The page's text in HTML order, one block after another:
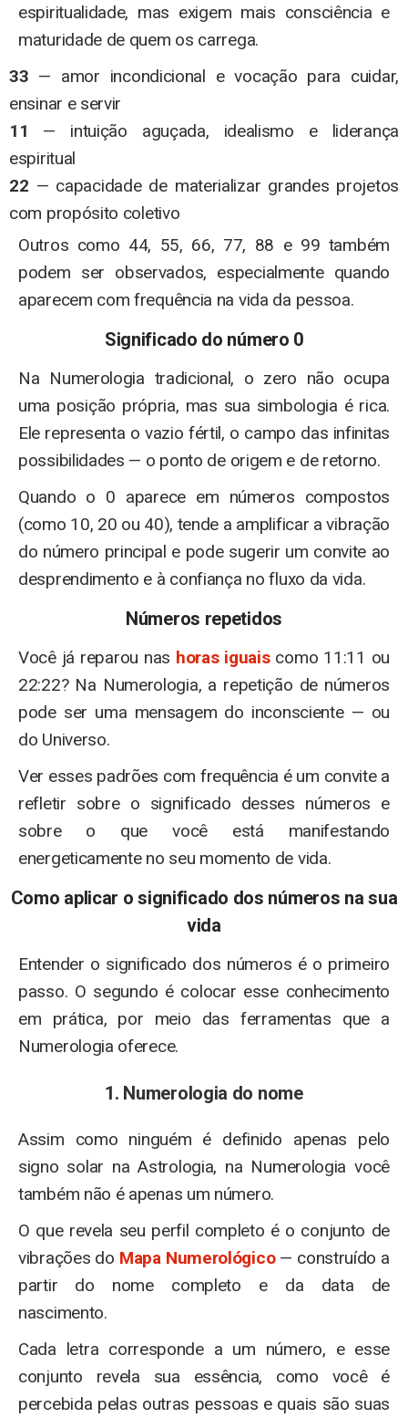
espiritualidade, mas exigem mais consciência e
maturidade de quem os carrega.
33 — amor incondicional e vocação para cuidar,
ensinar e servir
11
— intuição aguçada, idealismo e liderança
espiritual
22 — capacidade de materializar grandes projetos
com propósito coletivo
Outros como 44, 55, 66, 77, 88 e 99 também
podem ser observados, especialmente quando
aparecem com frequência na vida da pessoa.
Significado do número 0
Na Numerologia tradicional, o zero não ocupa
uma posição própria, mas sua simbologia é rica.
Ele representa o vazio fértil, o campo das infinitas
possibilidades — o ponto de origem e de retorno.
Quando o 0 aparece em números compostos
(como 10, 20 ou 40), tende a amplificar a vibração
do número principal e pode sugerir um convite ao
desprendimento e à confiança no fluxo da vida.
Números repetidos
Você já reparou nas horas iguaiscomo 11:11 ou
22:22? Na Numerologia, a repetição de números
pode ser uma mensagem do inconsciente — ou
do Universo.
Ver esses padrões com frequência é um convite a
refletir sobre o significado desses números e
sobre o que você está manifestando
energeticamente no seu momento de vida.
Como aplicar o significado dos números na sua
vida
Entender o significado dos números é o primeiro
passo. O segundo é colocar esse conhecimento
em prática, por meio das ferramentas que a
Numerologia oferece.
1. Numerologia do nome
Assim como ninguém é definido apenas pelo
signo solar na Astrologia, na Numerologia você
também não é apenas um número.
O que revela seu perfil completo é o conjunto de
vibrações do Mapa Numerológico— construído a
partir do nome completo e da data de
nascimento.
Cada letra corresponde a um número, e esse
conjunto revela sua essência, como você é
percebida pelas outras pessoas e quais são suas